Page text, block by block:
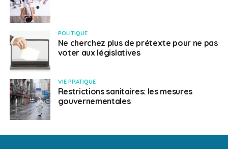
POLITIQUE
Ne cherchez plus de prétexte pour ne pas
voter aux législatives
VIE PRATIQUE
Restrictions sanitaires: les mesures
gouvernementales